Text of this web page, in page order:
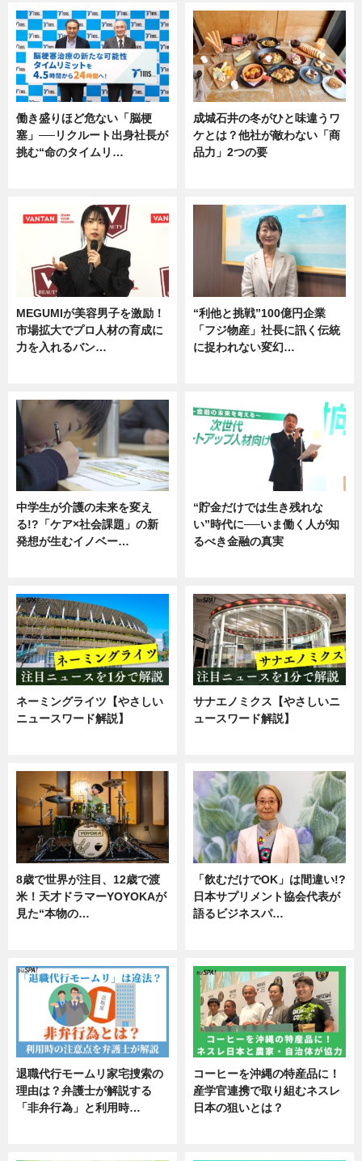
働き盛りほど危ない「脳梗
塞」──リクルート出身社長が
挑む“命のタイムリ…
成城石井の冬がひと味違うワ
ケとは？他社が敵わない「商
品力」2つの要
MEGUMIが美容男子を激励！
市場拡大でプロ人材の育成に
力を入れるバン…
“利他と挑戦”100億円企業
「フジ物産」社長に訊く伝統
に捉われない変幻…
中学生が介護の未来を変え
る!?「ケア×社会課題」の新
発想が生むイノベー…
“貯金だけでは生き残れな
い”時代に──いま働く人が知
るべき金融の真実
ネーミングライツ【やさしい
ニュースワード解説】
サナエノミクス【やさしいニ
ュースワード解説】
8歳で世界が注目、12歳で渡
米！天才ドラマーYOYOKAが
見た“本物の…
「飲むだけでOK」は間違い!?
日本サプリメント協会代表が
語るビジネスパ…
退職代行モームリ家宅捜索の
理由は？弁護士が解説する
「非弁行為」と利用時…
コーヒーを沖縄の特産品に！
産学官連携で取り組むネスレ
日本の狙いとは？